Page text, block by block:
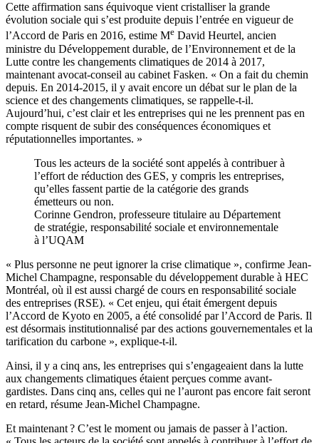
Cette affirmation sans équivoque vient cristalliser la grande
évolution sociale qui s’est produite depuis l’entrée en vigueur de
l’Accord de Paris en 2016, estime Me David Heurtel, ancien
ministre du Développement durable, de l’Environnement et de la
Lutte contre les changements climatiques de 2014 à 2017,
maintenant avocat-conseil au cabinet Fasken. « On a fait du chemin
depuis. En 2014-2015, il y avait encore un débat sur le plan de la
science et des changements climatiques, se rappelle-t-il.
Aujourd’hui, c’est clair et les entreprises qui ne les prennent pas en
compte risquent de subir des conséquences économiques et
réputationnelles importantes. »
Tous les acteurs de la société sont appelés à contribuer à
l’effort de réduction des GES, y compris les entreprises,
qu’elles fassent partie de la catégorie des grands
émetteurs ou non.
Corinne Gendron, professeure titulaire au Département
de stratégie, responsabilité sociale et environnementale
à l’UQAM
« Plus personne ne peut ignorer la crise climatique », confirme Jean-
Michel Champagne, responsable du développement durable à HEC
Montréal, où il est aussi chargé de cours en responsabilité sociale
des entreprises (RSE). « Cet enjeu, qui était émergent depuis
l’Accord de Kyoto en 2005, a été consolidé par l’Accord de Paris. Il
est désormais institutionnalisé par des actions gouvernementales et la
tarification du carbone », explique-t-il.
Ainsi, il y a cinq ans, les entreprises qui s’engageaient dans la lutte
aux changements climatiques étaient perçues comme avant-
gardistes. Dans cinq ans, celles qui ne l’auront pas encore fait seront
en retard, résume Jean-Michel Champagne.
Et maintenant ? C’est le moment ou jamais de passer à l’action.